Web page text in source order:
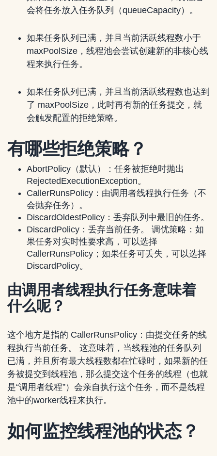
会将任务放入任务队列（queueCapacity）。
如果任务队列已满，并且当前活跃线程数小于
maxPoolSize，线程池会尝试创建新的非核心线
程来执行任务。
如果任务队列已满，并且当前活跃线程数也达到
了 maxPoolSize，此时再有新的任务提交，就
会触发配置的拒绝策略。
有哪些拒绝策略？
AbortPolicy（默认）：任务被拒绝时抛出
RejectedExecutionException。
CallerRunsPolicy：由调用者线程执行任务（不
会抛弃任务）。
DiscardOldestPolicy：丢弃队列中最旧的任务。
DiscardPolicy：丢弃当前任务。 调优策略：如
果任务对实时性要求高，可以选择
CallerRunsPolicy；如果任务可丢失，可以选择
DiscardPolicy。
由调用者线程执行任务意味着
什么呢？
这个地方是指的 CallerRunsPolicy：由提交任务的线
程执行当前任务。 这意味着，当线程池的任务队列
已满，并且所有最大线程数都在忙碌时，如果新的任
务被提交到线程池，那么提交这个任务的线程（也就
是“调用者线程”）会亲自执行这个任务，而不是线程
池中的worker线程来执行。
如何监控线程池的状态？